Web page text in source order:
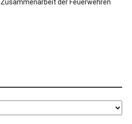
der Feuerwehren